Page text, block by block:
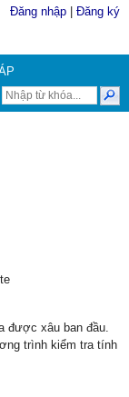
Đăng nhập Đăng ký
được xâu ban đầu.
trình kiểm tra tính